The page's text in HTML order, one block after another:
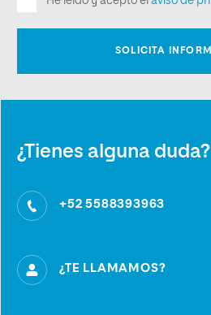
¿Tienes alguna duda?
+52 5588393963
¿TE LLAMAMOS?